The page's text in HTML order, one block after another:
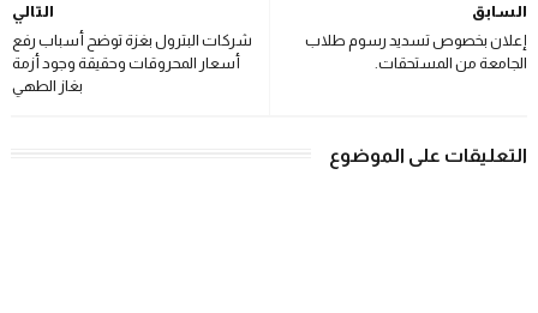
التالي
شركات البترول بغزة توضح أسباب رفع
أسعار المحروقات وحقيقة وجود أزمة
بغاز الطهي
السابق
إعلان بخصوص تسديد رسوم طلاب
الجامعة من المستحقات.
التعليقات على الموضوع